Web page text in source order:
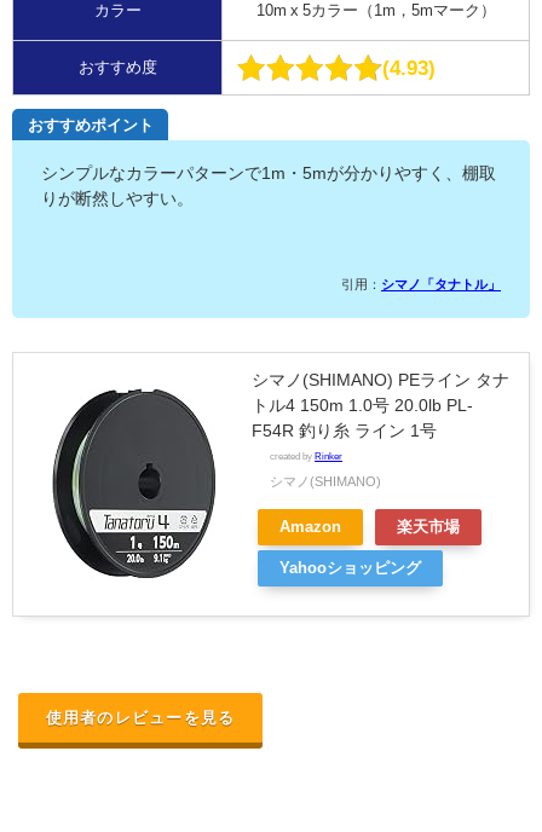
カラー 10m x 5カラー（1m，5mマーク）
おすすめ度 4.93
おすすめポイント
シンプルなカラーパターンで1m・5mが分かりやすく、棚取
りが断然しやすい。
引用： シマノ「タナトル」
シマノ(SHIMANO) PEライン タナ
トル4 150m 1.0号 20.0lb PL-
F54R 釣り糸 ライン 1号
created by Rinker
シマノ(SHIMANO)
Amazon 楽天市場
Yahooショッピング
使用者のレビューを見る